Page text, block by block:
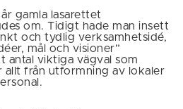
gamla lasarettet
om. Tidigt hade man insett
och tydlig verksamhetsidé,
mål och visioner”
antal viktiga vägval som
allt från utformning av lokaler